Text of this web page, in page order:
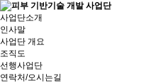
사업단소개
인사말
사업단 개요
조직도
선행사업단
연락처/오시는길